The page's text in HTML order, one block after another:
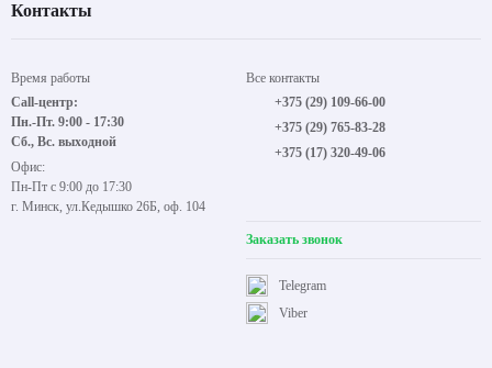
Контакты
Время работы
Call-центр:
Пн.-Пт. 9:00 - 17:30
Сб., Вс. выходной
Офис:
Пн-Пт с 9:00 до 17:30
г. Минск, ул.Кедышко 26Б, оф. 104
Все контакты
+375 (29) 109-66-00
+375 (29) 765-83-28
+375 (17) 320-49-06
Заказать звонок
Viber
Telegram